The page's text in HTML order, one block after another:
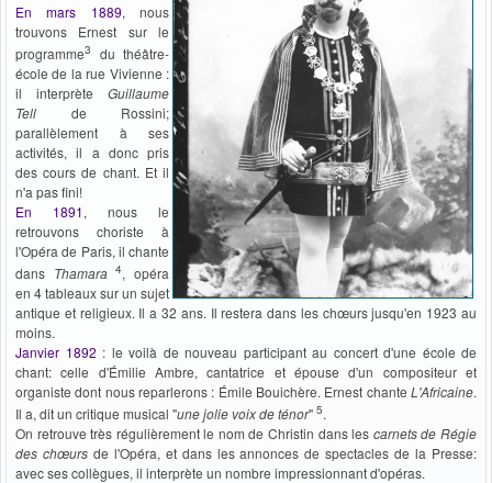
En mars 1889, nous
trouvons Ernest sur le
programme3
du théâtre-
école de la rue Vivienne :
il interprète Guillaume
Tell de Rossini;
parallèlement à ses
activités, il a donc pris
des cours de chant. Et il
n'a pas fini!
En 1891, nous le
retrouvons choriste à
l'Opéra de Paris, il chante
dans Thamara 4, opéra
en 4 tableaux sur un sujet
antique et religieux. Il a 32 ans. Il restera dans les chœurs jusqu'en 1923 au
moins.
Janvier 1892 : le voilà de nouveau participant au concert d'une école de
chant: celle d'Émilie Ambre, cantatrice et épouse d'un compositeur et
organiste dont nous reparlerons : Émile Bouichère. Ernest chante L'Africaine.
Il a, dit un critique musical "une jolie voix de ténor" 5.
On retrouve très régulièrement le nom de Christin dans les carnets de Régie
des chœurs de l'Opéra, et dans les annonces de spectacles de la Presse:
avec ses collègues, il interprète un nombre impressionnant d'opéras.